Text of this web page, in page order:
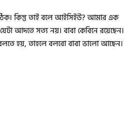
ঠিক। কিন্তু তাই বলে আইসিইউ? আমার এক
আদতে সত্য নয়। বাবা কেবিনে রয়েছেন।
হয়, তাহলে বলবো বাবা ভালো আছেন।